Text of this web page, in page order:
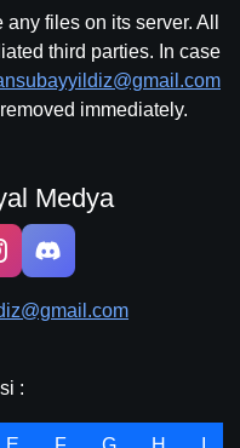
files on its server. All
third parties. In case
immediately.
Medya
: